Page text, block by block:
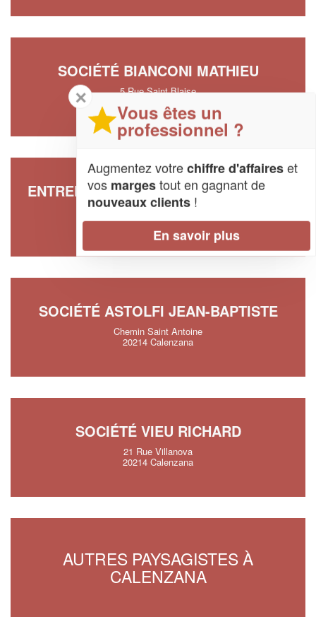
SOCIÉTÉ BIANCONI MATHIEU
5 Rue Saint Blaise
ENTREPRISE FADDA PIERRE-MATHIEU
Chemin Saint Antoine
20214 Calenzana
SOCIÉTÉ ASTOLFI JEAN-BAPTISTE
Chemin Saint Antoine
20214 Calenzana
SOCIÉTÉ VIEU RICHARD
21 Rue Villanova
20214 Calenzana
AUTRES PAYSAGISTES À
CALENZANA
✕
Vous êtes un
professionnel ?
Augmentez votrechiffre d'affaireset
vos margestout en gagnant de
nouveaux clients !
En savoir plus